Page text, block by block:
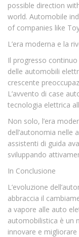
possible direction
world. Automobile
of companies like
L’era moderna e la
Il progresso
delle automobili
crescente
L’avvento di case
tecnologia elettrica
Non solo, l’era
dell’autonomia nelle
assistenti di guida
sviluppando
In Conclusione
L’evoluzione
abbraccia il
a vapore alle auto
automobilistica è un
innovare e